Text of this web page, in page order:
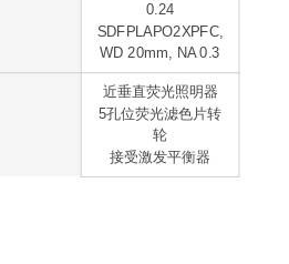
0.24
SDFPLAPO2XPFC,
WD 20mm, NA 0.3
近垂直荧光照明器
5孔位荧光滤色片转
轮
接受激发平衡器